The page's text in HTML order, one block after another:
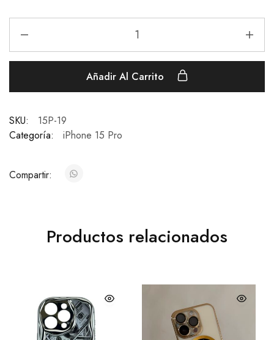
Añadir Al Carrito
SKU:
15P-19
Categoría:
iPhone 15 Pro
Compartir:
Productos relacionados